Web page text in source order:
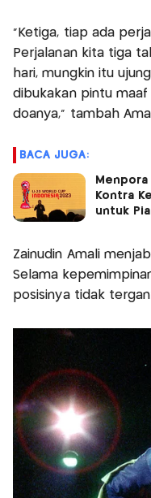
"Ketiga, tiap ada
Perjalanan kita tiga
hari, mungkin itu
dibukakan pintu
doanya," tambah
BACA JUGA:
Kontra
untuk
Zainudin Amali
Selama
posisinya tidak